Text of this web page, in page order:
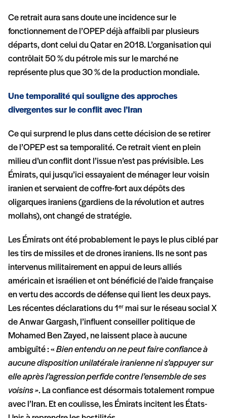
Ce retrait aura sans doute une incidence sur le
fonctionnement de l’OPEP déjà affaibli par plusieurs
départs, dont celui du Qatar en 2018. L’organisation qui
contrôlait 50 % du pétrole mis sur le marché ne
représente plus que 30 % de la production mondiale.
Une temporalité qui souligne des approches
divergentes sur le conflit avec l’Iran
Ce qui surprend le plus dans cette décision de se retirer
de l’OPEP est sa temporalité. Ce retrait vient en plein
milieu d’un conflit dont l’issue n’est pas prévisible. Les
Émirats, qui jusqu’ici essayaient de ménager leur voisin
iranien et servaient de coffre-fort aux dépôts des
oligarques iraniens (gardiens de la révolution et autres
mollahs), ont changé de stratégie.
Les Émirats ont été probablement le pays le plus ciblé par
les tirs de missiles et de drones iraniens. Ils ne sont pas
intervenus militairement en appui de leurs alliés
américain et israélien et ont bénéficié de l’aide française
en vertu des accords de défense qui lient les deux pays.
Les récentes déclarations du 1er mai sur le réseau social X
de Anwar Gargash, l’influent conseiller politique de
Mohamed Ben Zayed, ne laissent place à aucune
ambiguïté : « Bien entendu on ne peut faire confiance à
aucune disposition unilatérale iranienne ni s’appuyer sur
elle après l’agression perfide contre l’ensemble de ses
voisins ». La confiance est désormais totalement rompue
avec l’Iran. Et en coulisse, les Émirats incitent les États-